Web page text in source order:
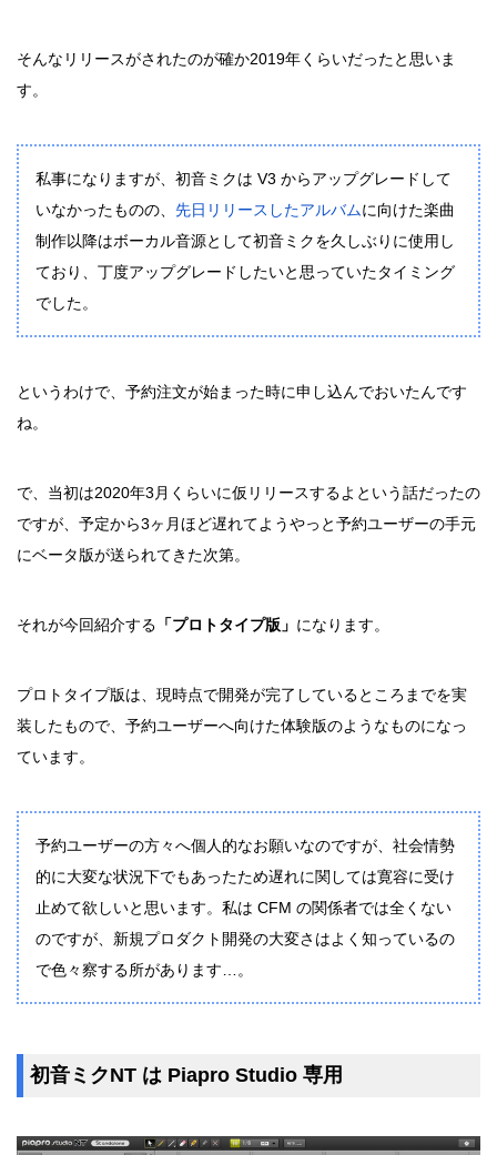
そんなリリースがされたのが確か2019年くらいだったと思いま
す。
私事になりますが、初音ミクは V3 からアップグレードして
いなかったものの、 先日リリースしたアルバムに向けた楽曲
制作以降はボーカル音源として初音ミクを久しぶりに使用し
ており、丁度アップグレードしたいと思っていたタイミング
でした。
というわけで、予約注文が始まった時に申し込んでおいたんです
ね。
で、当初は2020年3月くらいに仮リリースするよという話だったの
ですが、予定から3ヶ月ほど遅れてようやっと予約ユーザーの手元
にベータ版が送られてきた次第。
それが今回紹介する 「プロトタイプ版」 になります。
プロトタイプ版は、現時点で開発が完了しているところまでを実
装したもので、予約ユーザーへ向けた体験版のようなものになっ
ています。
予約ユーザーの方々へ個人的なお願いなのですが、社会情勢
的に大変な状況下でもあったため遅れに関しては寛容に受け
止めて欲しいと思います。私は CFM の関係者では全くない
のですが、新規プロダクト開発の大変さはよく知っているの
で色々察する所があります…。
初音ミクNT は Piapro Studio 専用